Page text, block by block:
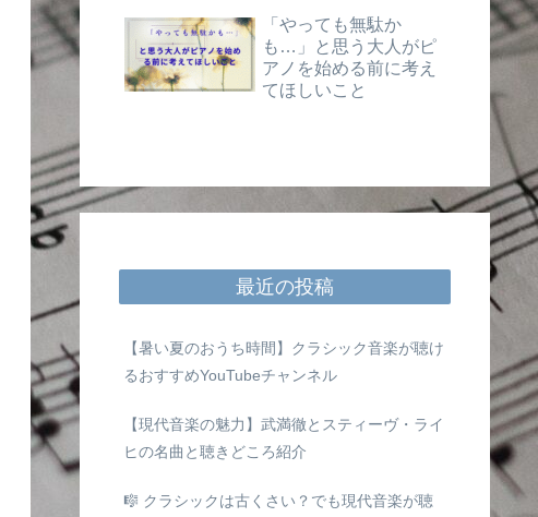
「やっても無駄か
も…」と思う大人がピ
アノを始める前に考え
てほしいこと
最近の投稿
【暑い夏のおうち時間】クラシック音楽が聴け
るおすすめYouTubeチャンネル
【現代音楽の魅力】武満徹とスティーヴ・ライ
ヒの名曲と聴きどころ紹介
🎼 クラシックは古くさい？でも現代音楽が聴